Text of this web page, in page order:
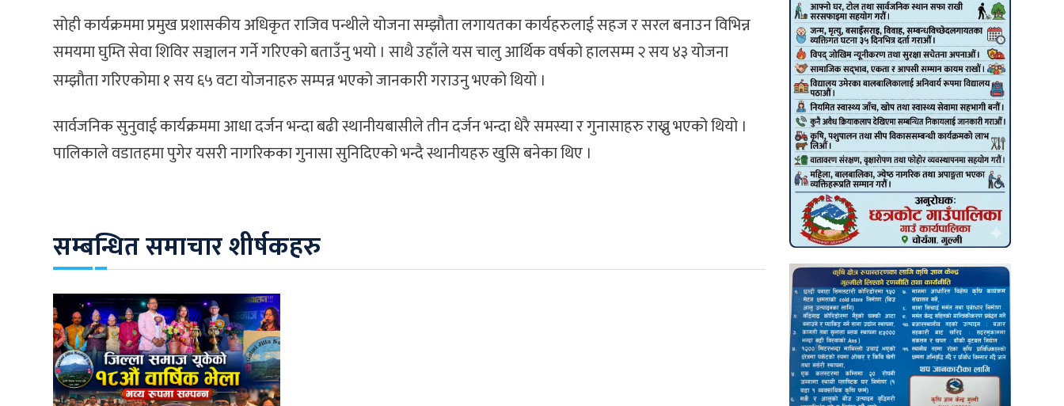
सोही कार्यक्रममा प्रमुख प्रशासकीय अधिकृत राजिव पन्थीले योजना सम्झौता लगायतका कार्यहरुलाई सहज र सरल बनाउन विभिन्न
समयमा घुम्ति सेवा शिविर सञ्चालन गर्ने गरिएको बताउँनु भयो । साथै उहाँले यस चालु आर्थिक वर्षको हालसम्म २ सय ४३ योजना
सम्झौता गरिएकोमा १ सय ६५ वटा योजनाहरु सम्पन्न भएको जानकारी गराउनु भएको थियो ।
सार्वजनिक सुनुवाई कार्यक्रममा आधा दर्जन भन्दा बढी स्थानीयबासीले तीन दर्जन भन्दा धेरै समस्या र गुनासाहरु राख्नु भएको थियो ।
पालिकाले वडातहमा पुगेर यसरी नागरिकका गुनासा सुनिदिएको भन्दै स्थानीयहरु खुसि बनेका थिए ।
सम्बन्धित समाचार शीर्षकहरु